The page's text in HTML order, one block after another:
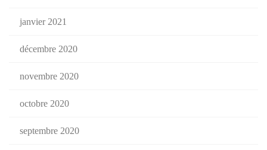
janvier 2021
décembre 2020
novembre 2020
octobre 2020
septembre 2020